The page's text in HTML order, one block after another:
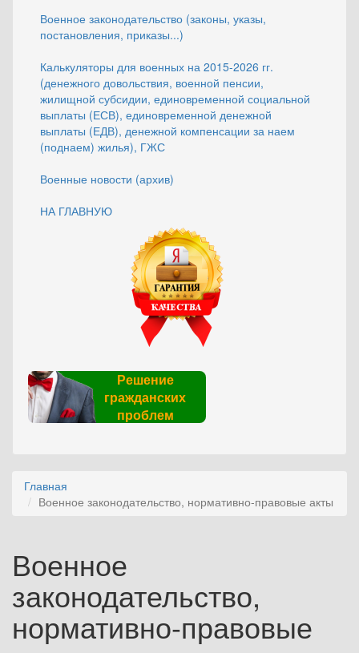
Военное законодательство (законы, указы,
постановления, приказы...)
Калькуляторы для военных на 2015-2026 гг.
(денежного довольствия, военной пенсии,
жилищной субсидии, единовременной социальной
выплаты (ЕСВ), единовременной денежной
выплаты (ЕДВ), денежной компенсации за наем
(поднаем) жилья), ГЖС
Военные новости (архив)
НА ГЛАВНУЮ
Решение
гражданских
проблем
Главная
Военное законодательство, нормативно-правовые акты
Военное
законодательство,
нормативно-правовые